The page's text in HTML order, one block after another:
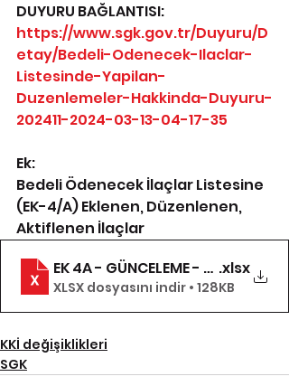
DUYURU BAĞLANTISI:
https://www.sgk.gov.tr/Duyuru/D
etay/Bedeli-Odenecek-Ilaclar-
Listesinde-Yapilan-
Duzenlemeler-Hakkinda-Duyuru-
202411-2024-03-13-04-17-35
Ek:
Bedeli Ödenecek İlaçlar Listesine
(EK-4/A) Eklenen, Düzenlenen,
Aktiflenen İlaçlar
EK 4A - GÜNCELEME -.xlsx
XLSX dosyasını indir • 128KB
KKİ değişiklikleri
SGK